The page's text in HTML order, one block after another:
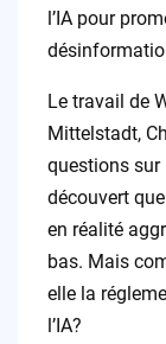
l’IA pour
Le travail de
Mittelstadt,
questions sur
découvert
en réalité
bas. Mais
elle la
l’IA?